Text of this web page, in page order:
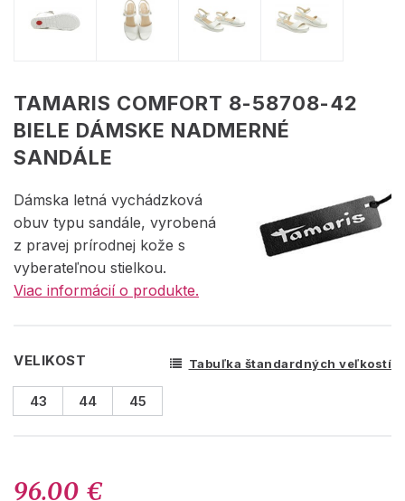
TAMARIS COMFORT 8-58708-42
BIELE DÁMSKE NADMERNÉ
SANDÁLE
Dámska letná vychádzková
obuv typu sandále, vyrobená
z pravej prírodnej kože s
vyberateľnou stielkou.
Viac informácií o produkte.
VELIKOST Tabuľka štandardných veľkostí
43 44 45
96.00 €